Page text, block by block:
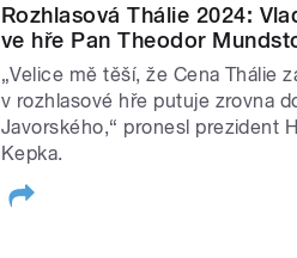
Rozhlasová Thálie 2024:
ve hře Pan Theodor
„Velice mě těší, že Cena Thálie
v rozhlasové hře putuje zrovna
Javorského,“ pronesl prezident
Kepka.